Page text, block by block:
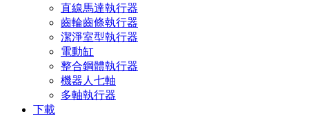
直線馬達執行器
齒輪齒條執行器
潔淨室型執行器
電動缸
整合鋼體執行器
機器人七軸
多軸執行器
下載